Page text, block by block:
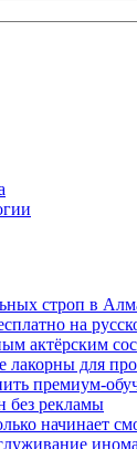
строп в
на
актёрским
лакорны для
премиум-
без рекламы
начинает